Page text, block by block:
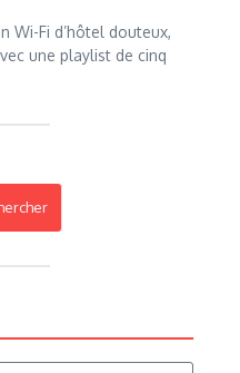
Wi-Fi d’hôtel douteux,
une playlist de cinq